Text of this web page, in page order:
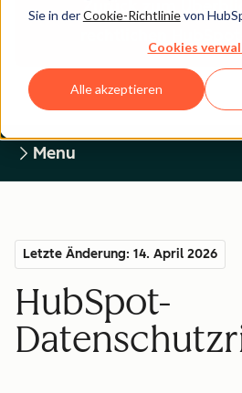
Sie in derCookie-Richtlinievon
Cookies
Alle akzeptieren
Zurück zum
Menu
Letzte Änderung: 14. April 2026
HubSpot-